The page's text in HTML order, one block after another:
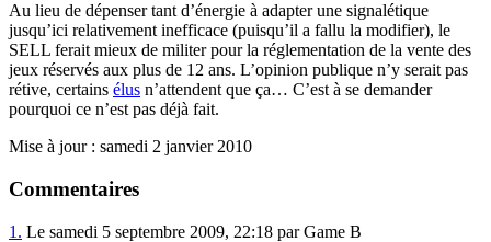
Au lieu de dépenser tant d’énergie à adapter une signalétique
jusqu’ici relativement inefficace (puisqu’il a fallu la modifier), le
SELL ferait mieux de militer pour la réglementation de la vente des
jeux réservés aux plus de 12 ans. L’opinion publique n’y serait pas
rétive, certains élus n’attendent que ça… C’est à se demander
pourquoi ce n’est pas déjà fait.
Mise à jour : samedi 2 janvier 2010
Commentaires
1. Le samedi 5 septembre 2009, 22:18 par Game B